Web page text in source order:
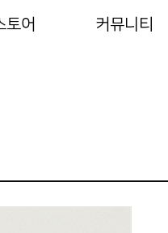
토어 커뮤니티